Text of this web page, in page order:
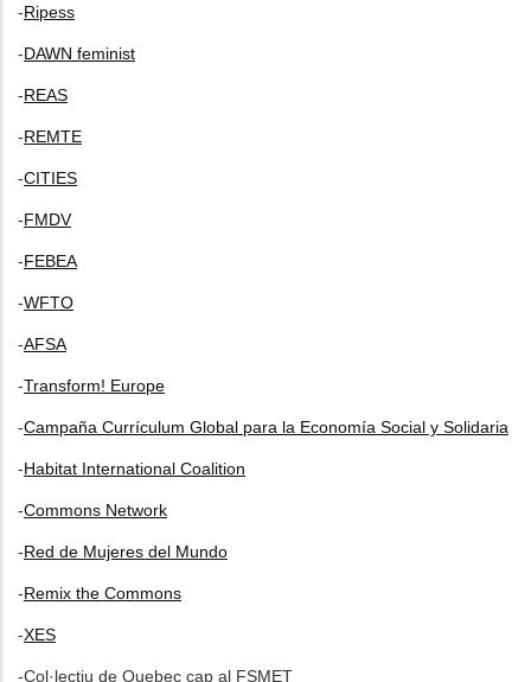
-Ripess
-DAWN feminist
-REAS
-REMTE
-CITIES
-FMDV
-FEBEA
-WFTO
-AFSA
-Transform! Europe
-Campaña Currículum Global para la Economía Social y Solidaria
-Habitat International Coalition
-Commons Network
-Red de Mujeres del Mundo
-Remix the Commons
-XES
-Col·lectiu de Quebec cap al FSMET